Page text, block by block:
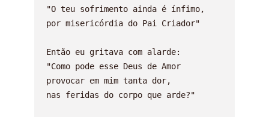
"O teu sofrimento ainda é ínfimo,
por misericórdia do Pai Criador"
Então eu gritava com alarde:
"Como pode esse Deus de Amor
provocar em mim tanta dor,
nas feridas do corpo que arde?"